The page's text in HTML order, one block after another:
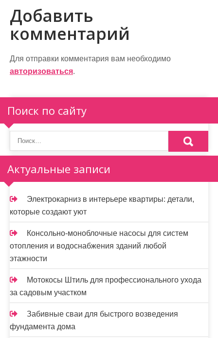
в
и
г
а
и
я
п
о
з
а
п
и
с
я
м
Добавить
комментарий
Для отправки комментария вам необходимо
авторизоваться.
Поиск по сайту
Актуальные записи
Электрокарниз в интерьере квартиры: детали,
которые создают уют
Консольно-моноблочные насосы для систем
отопления и водоснабжения зданий любой
этажности
Мотокосы Штиль для профессионального ухода
за садовым участком
Забивные сваи для быстрого возведения
фундамента дома